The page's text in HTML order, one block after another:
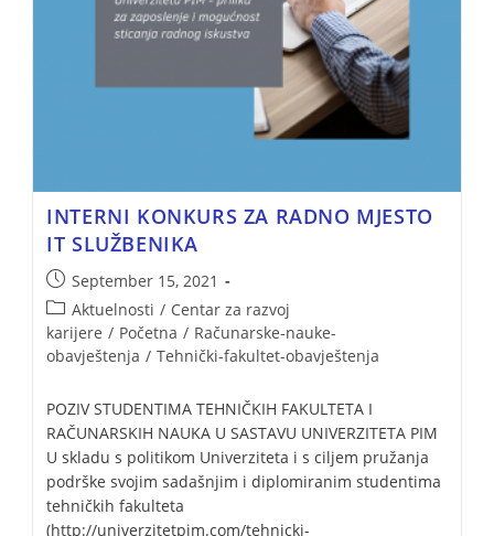
INTERNI KONKURS ZA RADNO MJESTO
IT SLUŽBENIKA
September 15, 2021
Aktuelnosti / Centar za razvoj
karijere / Početna / Računarske-nauke-
obavještenja / Tehnički-fakultet-obavještenja
POZIV STUDENTIMA TEHNIČKIH FAKULTETA I
RAČUNARSKIH NAUKA U SASTAVU UNIVERZITETA PIM
U skladu s politikom Univerziteta i s ciljem pružanja
podrške svojim sadašnjim i diplomiranim studentima
tehničkih fakulteta
(http://univerzitetpim.com/tehnicki-